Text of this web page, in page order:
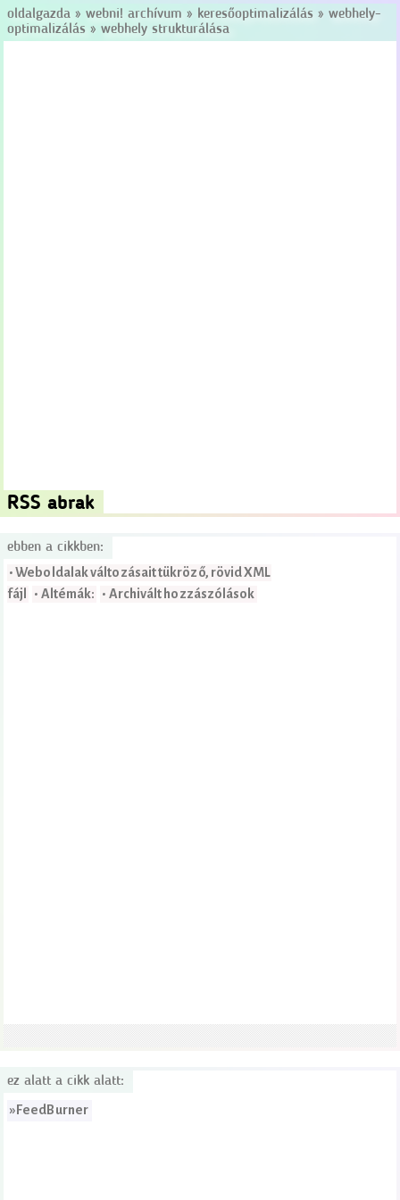
oldalgazda » webni! archívum » keresőoptimalizálás » webhely-
optimalizálás » webhely strukturálása
RSS abrak
ebben a cikkben:
• Weboldalak változásait tükröző, rövid XML
fájl • Altémák: • Archivált hozzászólások
ez alatt a cikk alatt:
»FeedBurner